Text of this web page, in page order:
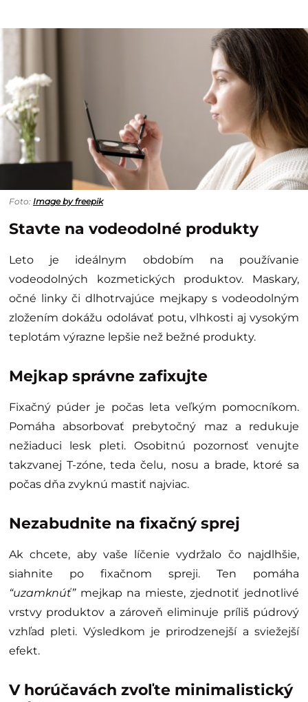
Foto: Image by freepik
Stavte na vodeodolné produkty
Leto je ideálnym obdobím na používanie
vodeodolných kozmetických produktov. Maskary,
očné linky či dlhotrvajúce mejkapy s vodeodolným
zložením dokážu odolávať potu, vlhkosti aj vysokým
teplotám výrazne lepšie než bežné produkty.
Mejkap správne zafixujte
Fixačný púder je počas leta veľkým pomocníkom.
Pomáha absorbovať prebytočný maz a redukuje
nežiaduci lesk pleti. Osobitnú pozornosť venujte
takzvanej T-zóne, teda čelu, nosu a brade, ktoré sa
počas dňa zvyknú mastiť najviac.
Nezabudnite na fixačný sprej
Ak chcete, aby vaše líčenie vydržalo čo najdlhšie,
siahnite po fixačnom spreji. Ten pomáha
“uzamknúť”mejkap na mieste, zjednotiť jednotlivé
vrstvy produktov a zároveň eliminuje príliš púdrový
vzhľad pleti. Výsledkom je prirodzenejší a sviežejší
efekt.
V horúčavách zvoľte minimalistický